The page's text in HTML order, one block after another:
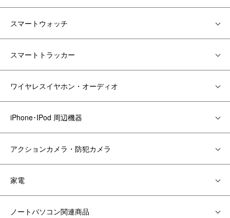
スマートウォッチ
スマートトラッカー
ワイヤレスイヤホン・オーディオ
iPhone･IPod 周辺機器
アクションカメラ・防犯カメラ
家電
ノートパソコン関連商品